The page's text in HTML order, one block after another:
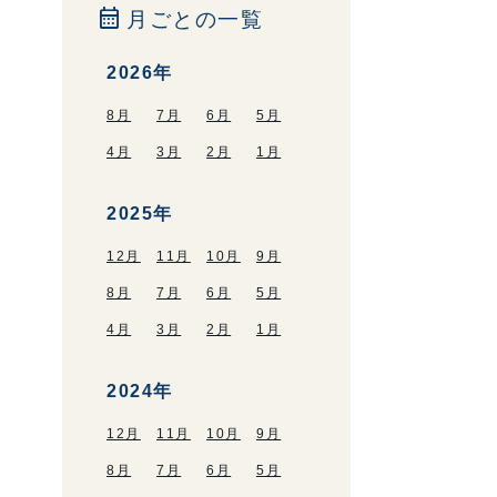
calendar_month 月ごとの一覧
2026年
8月 7月 6月 5月
4月 3月 2月 1月
2025年
12月 11月 10月 9月
8月 7月 6月 5月
4月 3月 2月 1月
2024年
12月 11月 10月 9月
8月 7月 6月 5月